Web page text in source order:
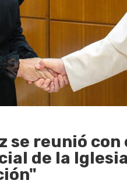
se reunió con
de la